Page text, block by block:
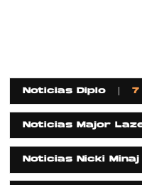
Noticias Diplo 7
Noticias Major
Noticias Nicki Minaj